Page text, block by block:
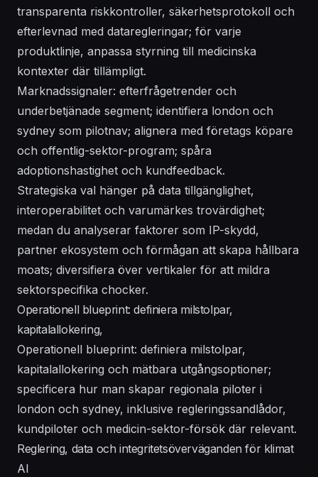
transparenta riskkontroller, säkerhetsprotokoll och
efterlevnad med dataregleringar; för varje
produktlinje, anpassa styrning till medicinska
kontexter där tillämpligt.
Marknadssignaler: efterfrågetrender och
underbetjänade segment; identifiera london och
sydney som pilotnav; alignera med företags köpare
och offentlig-sektor-program; spåra
adoptionshastighet och kundfeedback.
Strategiska val hänger på data tillgänglighet,
interoperabilitet och varumärkes trovärdighet;
medan du analyserar faktorer som IP-skydd,
partner ekosystem och förmågan att skapa hållbara
moats; diversifiera över vertikaler för att mildra
sektorspecifika chocker.
Operationell blueprint: definiera milstolpar,
kapitalallokering,
Operationell blueprint: definiera milstolpar,
kapitalallokering och mätbara utgångsoptioner;
specificera hur man skapar regionala piloter i
london och sydney, inklusive regleringssandlådor,
kundpiloter och medicin-sektor-försök där relevant.
Reglering, data och integritetsöverväganden för klimat
AI